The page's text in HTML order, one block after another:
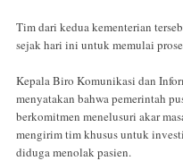
Tim dari kedua kementerian
sejak hari ini untuk memulai
Kepala Biro Komunikasi dan
menyatakan bahwa pemerintah
berkomitmen menelusuri akar
mengirim tim khusus untuk
diduga menolak pasien.